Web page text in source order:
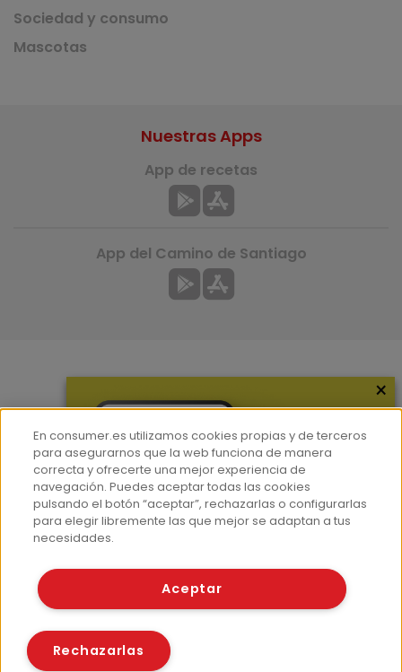
Sociedad y consumo
Mascotas
Hemeroteca
Contacto
Prensa
Corpus Lingüístico Consumer
Nuestras Apps
App de recetas
App del Camino de Santiago
© Fundación EROSKI
Políticas de cookies
×
En consumer.es utilizamos cookies propias y de terceros
para asegurarnos que la web funciona de manera
correcta y ofrecerte una mejor experiencia de
navegación. Puedes aceptar todas las cookies
pulsando el botón “aceptar”, rechazarlas o configurarlas
para elegir libremente las que mejor se adaptan a tus
necesidades.
Aceptar
Rechazarlas